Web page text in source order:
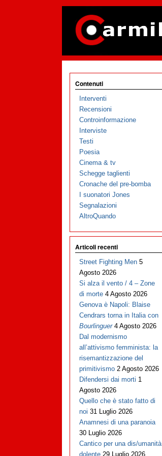
Contenuti
Interventi
Recensioni
Controinformazione
Interviste
Testi
Poesia
Cinema & tv
Schegge taglienti
Cronache del pre-bomba
I suonatori Jones
Segnalazioni
AltroQuando
Articoli recenti
Street Fighting Men 5
Agosto 2026
Si alza il vento / 4 – Zone
di morte 4 Agosto 2026
Genova è Napoli: Blaise
Cendrars torna in Italia con
Bourlinguer 4 Agosto 2026
Dal modernismo
all’attivismo femminista: la
risemantizzazione del
primitivismo 2 Agosto 2026
Difendersi dai morti 1
Agosto 2026
Quello che è stato fatto di
noi 31 Luglio 2026
Anamnesi di una paranoia
30 Luglio 2026
Cantico per una dis/umanità
dolente 29 Luglio 2026